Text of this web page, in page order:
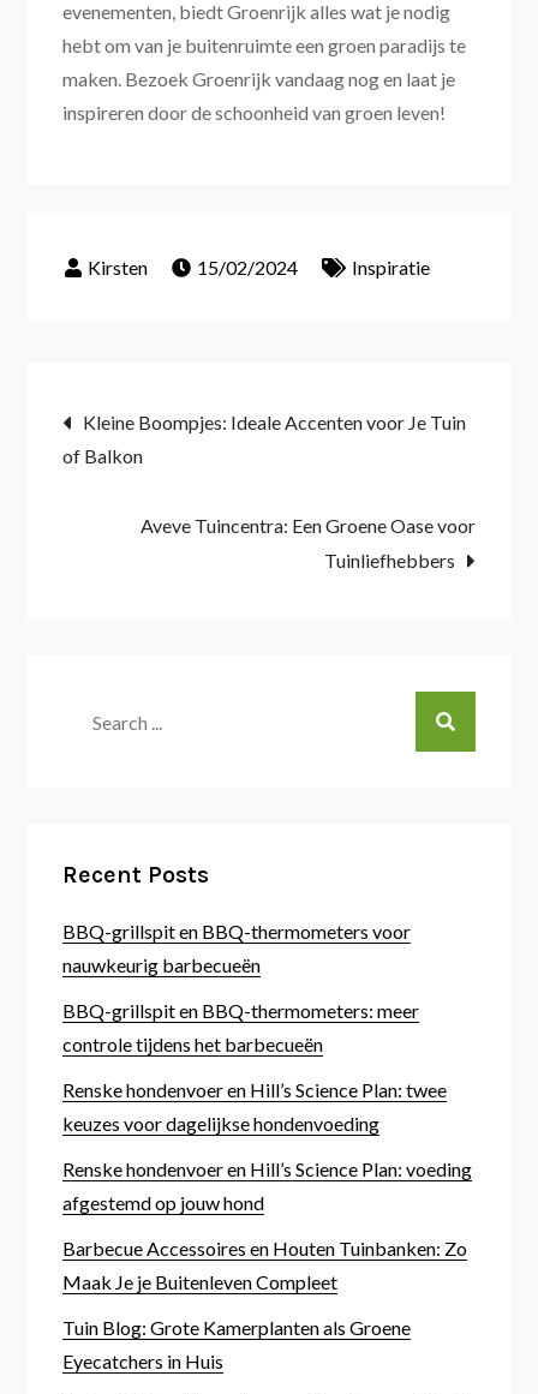
evenementen, biedt Groenrijk alles wat je nodig
hebt om van je buitenruimte een groen paradijs te
maken. Bezoek Groenrijk vandaag nog en laat je
inspireren door de schoonheid van groen leven!
15/02/2024 Inspiratie
Post
navigation
Kleine Boompjes: Ideale Accenten voor Je Tuin
of Balkon
Aveve Tuincentra: Een Groene Oase voor
Tuinliefhebbers
Recent Posts
BBQ-grillspit en BBQ-thermometers voor
nauwkeurig barbecueën
BBQ-grillspit en BBQ-thermometers: meer
controle tijdens het barbecueën
Renske hondenvoer en Hill’s Science Plan: twee
keuzes voor dagelijkse hondenvoeding
Renske hondenvoer en Hill’s Science Plan: voeding
afgestemd op jouw hond
Barbecue Accessoires en Houten Tuinbanken: Zo
Maak Je je Buitenleven Compleet
Tuin Blog: Grote Kamerplanten als Groene
Eyecatchers in Huis